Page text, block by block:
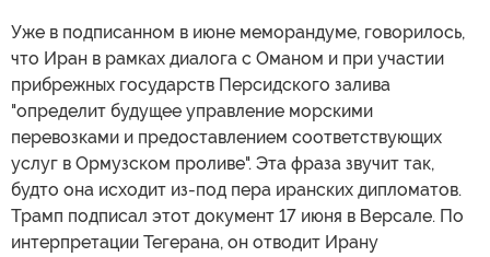
Уже в подписанном в июне меморандуме, говорилось,
что Иран в рамках диалога с Оманом и при участии
прибрежных государств Персидского залива
"определит будущее управление морскими
перевозками и предоставлением соответствующих
услуг в Ормузском проливе". Эта фраза звучит так,
будто она исходит из-под пера иранских дипломатов.
Трамп подписал этот документ 17 июня в Версале. По
интерпретации Тегерана, он отводит Ирану